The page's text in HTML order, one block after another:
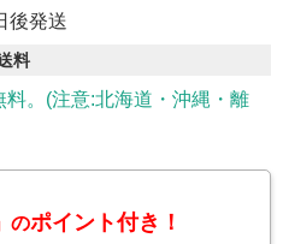
後発送
料
。(注意:北海道・沖縄・離
のポイント付き！